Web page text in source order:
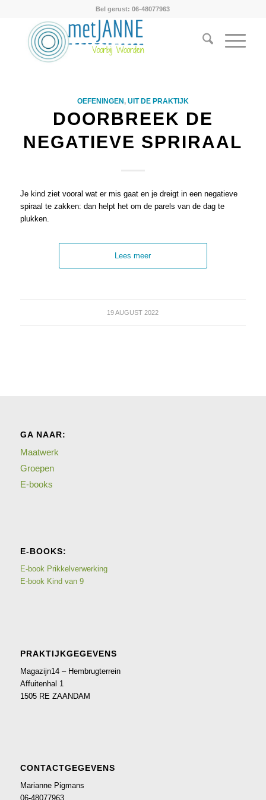
Bel gerust: 06-48077963
OEFENINGEN, UIT DE PRAKTIJK
DOORBREEK DE
NEGATIEVE SPRIRAAL
Je kind ziet vooral wat er mis gaat en je dreigt in een negatieve
spiraal te zakken: dan helpt het om de parels van de dag te
plukken.
Lees meer
19 AUGUST 2022
GA NAAR:
Maatwerk
Groepen
E-books
E-BOOKS:
E-book Prikkelverwerking
E-book Kind van 9
PRAKTIJKGEGEVENS
Magazijn14 – Hembrugterrein
Affuitenhal 1
1505 RE ZAANDAM
CONTACTGEGEVENS
Marianne Pigmans
06-48077963